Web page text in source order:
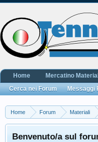
Home Forum Materiali
Benvenuto/a sul
Home Mercatino
Cerca nei Forum
Messaggi